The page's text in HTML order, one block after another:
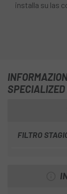
installa su las
FILTRO